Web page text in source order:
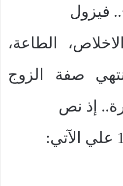
فيزول
الطاعة،
صفة الزوج
إذ نص